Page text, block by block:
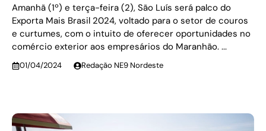
Amanhã (1º) e terça-feira (2), São Luís será palco do
Exporta Mais Brasil 2024, voltado para o setor de couros
e curtumes, com o intuito de oferecer oportunidades no
comércio exterior aos empresários do Maranhão. ...
01/04/2024 Redação NE9 Nordeste